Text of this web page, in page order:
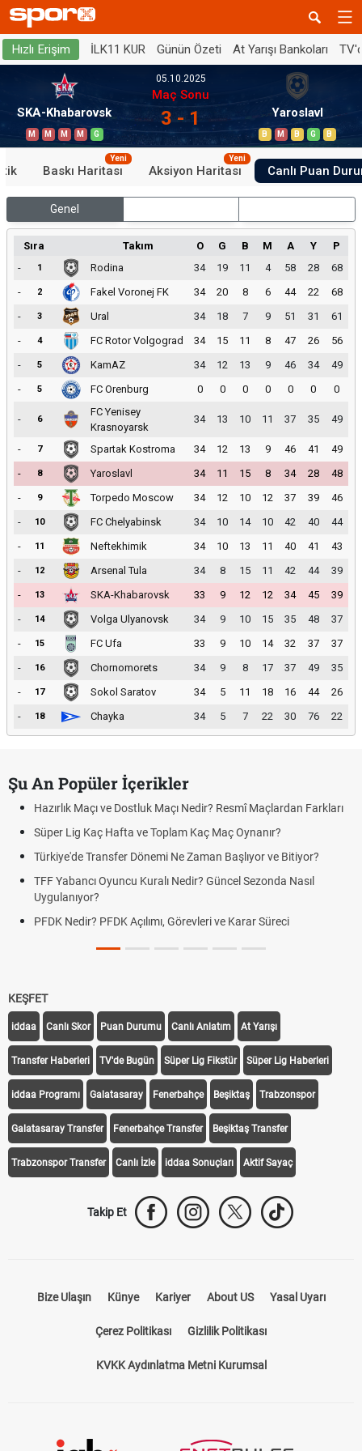
Hızlı Erişim İLK11 KUR Günün Özeti At Yarışı Bankoları
SKA-Khabarovsk
M M M M G
05.10.2025
Maç Sonu
3 - 1 Yaroslavl
B M B G B
Baskı Haritası
Yeni
Aksiyon Haritası
Yeni
Canlı Puan
Genel
Sıra Takım O G B M A Y
P
-
1 Rodina 34 19 11 4 58 28
68
-
2 Fakel Voronej FK 34 20 8 6 44 22
68
-
3 Ural 34 18 7 9 51 31
61
-
4 FC Rotor Volgograd 34 15 11 8 47 26
56
-
5 KamAZ 34 12 13 9 46 34
49
-
5 FC Orenburg 0 0 0 0 0 0 0
- 6
FC Yenisey
Krasnoyarsk
34 13 10 11 37 35 49
- 7 Spartak Kostroma 34 12 13 9 46 41
49
-
8 Yaroslavl 34 11 15 8 34 28
48
-
9 Torpedo Moscow 34 12 10 12 37 39
46
-
10 FC Chelyabinsk 34 10 14 10 42 40
44
-
11 Neftekhimik 34 10 13 11 40 41
43
-
12 Arsenal Tula 34 8 15 11 42 44
39
-
13 SKA-Khabarovsk 33 9 12 12 34 45
39
-
14 Volga Ulyanovsk 34 9 10 15 35 48
37
-
15 FC Ufa 33 9 10 14 32 37
37
-
16 Chornomorets 34 9 8 17 37 49
35
-
17 Sokol Saratov 34 5 11 18 16 44
26
-
18 Chayka 34 5 7 22 30 76 22
Şu An Popüler İçerikler
Hazırlık Maçı ve Dostluk Maçı Nedir? Resmî Maçlardan Farkları
Süper Lig Kaç Hafta ve Toplam Kaç Maç Oynanır?
Türkiye'de Transfer Dönemi Ne Zaman Başlıyor ve Bitiyor?
TFF Yabancı Oyuncu Kuralı Nedir? Güncel Sezonda Nasıl
Uygulanıyor?
PFDK Nedir? PFDK Açılımı, Görevleri ve Karar Süreci
KEŞFET
iddaa Canlı Skor Puan Durumu Canlı Anlatım At Yarışı
Transfer Haberleri TV'de Bugün Süper Lig Fikstür Süper Lig Haberleri
iddaa Programı Galatasaray Fenerbahçe Beşiktaş Trabzonspor
Galatasaray Transfer Fenerbahçe Transfer Beşiktaş Transfer
Trabzonspor Transfer Canlı İzle iddaa Sonuçları Aktif Sayaç
Takip Et
Bize Ulaşın Künye Kariyer About US Yasal Uyarı
Çerez Politikası Gizlilik Politikası
KVKK Aydınlatma Metni Kurumsal